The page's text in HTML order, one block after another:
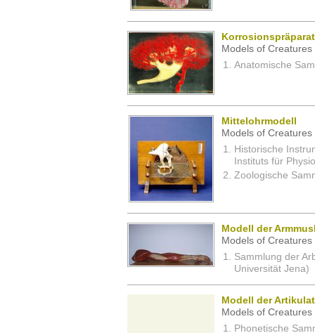
Models of
Anatomische
Mittelohrmodell
Models of
Historische
Instituts für
Zoologische
Modell der
Models of
Sammlung der
Universität Jena)
Modell der
Models of
Phonetische